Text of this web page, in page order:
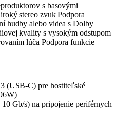
s basovými
stereo zvuk Podpora
hudby alebo videa s Dolby
kvality s vysokým odstupom
lúča Podpora funkcie
(USB-C) pre hostiteľské
Gb/s) na pripojenie periférnych